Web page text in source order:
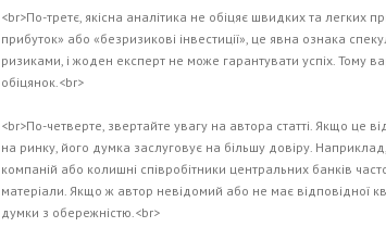
<br>По-третє, якісна аналітика не обіцяє швидких та легких
прибуток» або «безризикові інвестиції», це явна ознака
ризиками, і жоден експерт не може гарантувати успіх. Тому
обіцянок.<br>
<br>По-четверте, звертайте увагу на автора статті. Якщо це
на ринку, його думка заслуговує на більшу довіру.
компаній або колишні співробітники центральних банків
матеріали. Якщо ж автор невідомий або не має відповідної
думки з обережністю.<br>